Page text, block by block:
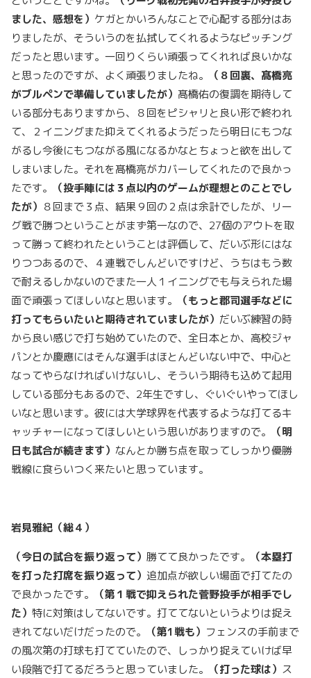
ました、感想を） ケガとかいろんなことで心配する部分はあ
りましたが、そういうのを払拭してくれるようなピッチング
だったと思います。一回りくらい頑張ってくれれば良いかな
と思ったのですが、よく頑張りましたね。
（８回裏、髙橋亮
がブルペンで準備していましたが） 髙橋佑の復調を期待して
いる部分もありますから、８回をピシャリと良い形で終われ
て、２イニングまた抑えてくれるようだったら明日にもつな
がるし今後にもつながる風になるかなとちょっと欲を出して
しまいました。それを髙橋亮がカバーしてくれたので良かっ
たです。
（投手陣には３点以内のゲームが理想とのことでし
たが） ８回まで３点、結果９回の２点は余計でしたが、リー
グ戦で勝つということがまず第一なので、27個のアウトを取
って勝って終われたということは評価して、だいぶ形にはな
りつつあるので、４連戦でしんどいですけど、うちはもう数
で耐えるしかないのでまた一人１イニングでも与えられた場
面で頑張ってほしいなと思います。
（もっと郡司選手などに
打ってもらいたいと期待されていましたが） だいぶ練習の時
から良い感じで打ち始めていたので、全日本とか、高校ジャ
パンとか慶應にはそんな選手はほとんどいない中で、中心と
なってやらなければいけないし、そういう期待も込めて起用
している部分もあるので、2年生ですし、ぐいぐいやってほし
いなと思います。彼には大学球界を代表するような打てるキ
ャッチャーになってほしいという思いがありますので。
（明
日も試合が続きます） なんとか勝ち点を取ってしっかり優勝
戦線に食らいつく来たいと思っています。
岩見雅紀（総４）
（今日の試合を振り返って） 勝てて良かったです。
（本塁打
を打った打席を振り返って） 追加点が欲しい場面で打てたの
で良かったです。
（第１戦で抑えられた菅野投手が相手でし
た） 特に対策はしてないです。打ててないというよりは捉え
きれてないだけだったので。
（第1戦も） フェンスの手前まで
の風次第の打球も打てていたので、しっかり捉えていけば早
い段階で打てるだろうと思っていました。
（打った球は） ス